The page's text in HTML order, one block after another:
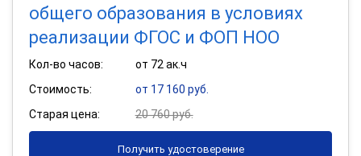
общего образования в условиях
реализации ФГОС и ФОП НОО
Кол-во часов:
от 72 ак.ч
Стоимость:
от 17 160 руб.
Старая цена:
20 760 руб.
Получить удостоверение